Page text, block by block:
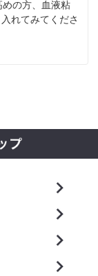
の方、血液粘
れてみてくださ